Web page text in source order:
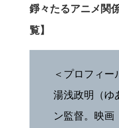
錚々たるアニメ関
覧】
＜プロフィー
湯浅政明（ゆ
ン監督。映